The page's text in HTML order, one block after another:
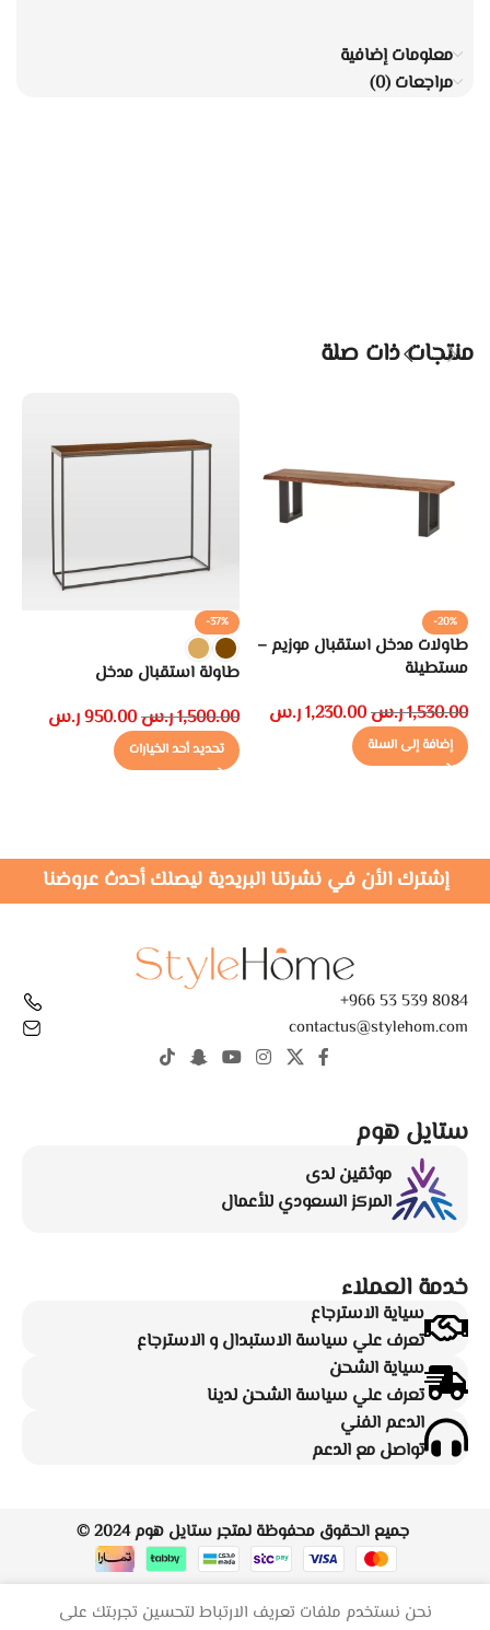
معلومات إضافية
مراجعات (0)
منتجات ذات صلة
-20%
طاولات مدخل استقبال موزيم –
مستطيلة
1,530.00ر.س1,230.00ر.س
إضافة إلى السلة
-37%
طاولة استقبال مدخل
1,500.00ر.س950.00ر.س
تحديد أحد الخيارات
إشترك الأن في نشرتنا البريدية ليصلك أحدث عروضنا
ستايل هوم
موثقين لدى
المركز السعودي للأعمال
خدمة العملاء
سياية الاسترجاع
تعرف علي سياسة الاستبدال و الاسترجاع
سياية الشحن
تعرف علي سياسة الشحن لدينا
الدعم الفني
تواصل مع الدعم
8084 539 53 966+
contactus@stylehom.com
جميع الحقوق محفوظة لمتجرستايل هوم2024 ©
نحن نستخدم ملفات تعريف الارتباط لتحسين تجربتك على
كونسول